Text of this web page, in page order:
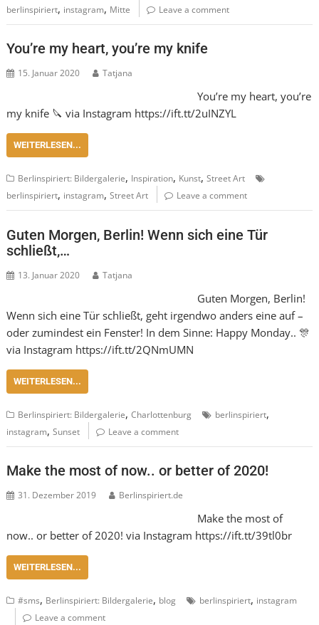
berlinspiriert, instagram, Mitte Leave a comment
You’re my heart, you’re my knife
15. Januar 2020 Tatjana
You’re my heart, you’re
my knife 🔪 via Instagram https://ift.tt/2uINZYL
WEITERLESEN...
Berlinspiriert: Bildergalerie, Inspiration, Kunst,Street Art
berlinspiriert, instagram,Street Art Leave a comment
Guten Morgen, Berlin! Wenn sich eine Tür
schließt,…
13. Januar 2020 Tatjana
Guten Morgen, Berlin!
Wenn sich eine Tür schließt, geht irgendwo anders eine auf –
oder zumindest ein Fenster! In dem Sinne: Happy Monday.. 🎊
via Instagram https://ift.tt/2QNmUMN
WEITERLESEN...
Berlinspiriert: Bildergalerie,Charlottenburg berlinspiriert,
instagram,Sunset Leave a comment
Make the most of now.. or better of 2020!
31. Dezember 2019 Berlinspiriert.de
Make the most of
now.. or better of 2020! via Instagram https://ift.tt/39tl0br
WEITERLESEN...
#sms, Berlinspiriert: Bildergalerie, blog berlinspiriert, instagram
Leave a comment